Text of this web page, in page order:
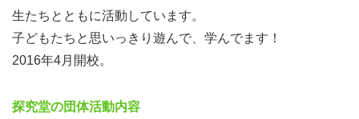
「子どもたちを遊ばせる」という感覚で臨むのではなく、
彼らと同じ目線に立って、ぜひ全力で関わってみてくださ
い。
間（場）をつくる礎になっていることを肌で感じていただ
生たちとともに活動しています。
子どもたちと思いっきり遊んで、学んでます！
2016年4月開校。
探究堂の団体活動内容